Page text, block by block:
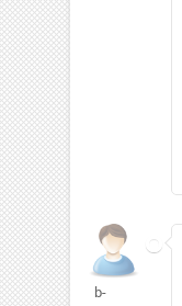
b-